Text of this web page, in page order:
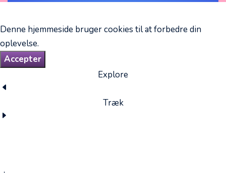
Denne hjemmeside bruger cookies til at forbedre din
oplevelse.
Accepter
Explore
Træk